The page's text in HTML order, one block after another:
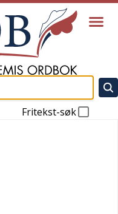
Fritekst-søk